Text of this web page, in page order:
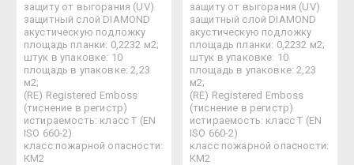
защиту от выгорания (UV)
защитный слой DIAMOND
акустическую подложку
площадь планки: 0,2232 м2;
штук в упаковке: 10
площадь в упаковке: 2,23
м2;
(RE) Registered Emboss
(тиснение в регистр)
истираемость: класс Т (EN
ISO 660-2)
класс пожарной опасности:
КМ2
защиту от выгорания (UV)
защитный слой DIAMOND
акустическую подложку
площадь планки: 0,2232 м2;
штук в упаковке: 10
площадь в упаковке: 2,23
м2;
(RE) Registered Emboss
(тиснение в регистр)
истираемость: класс Т (EN
ISO 660-2)
класс пожарной опасности:
КМ2